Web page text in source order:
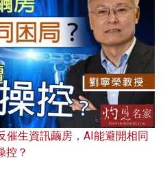
催生資訊繭房，AI能避開相同
控？